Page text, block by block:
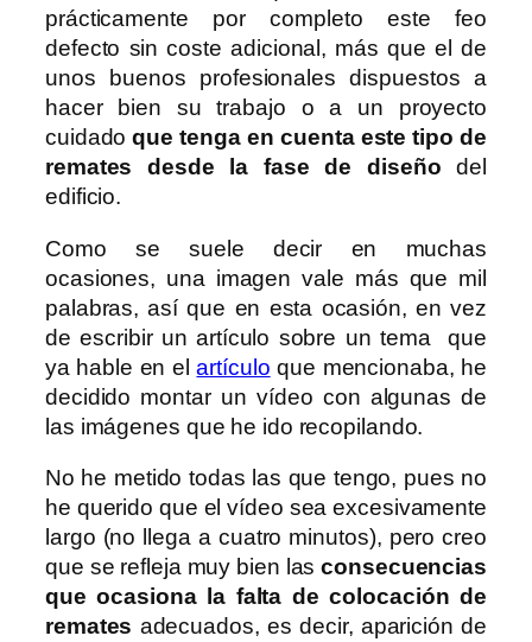
prácticamente por completo este feo
defecto sin coste adicional, más que el de
unos buenos profesionales dispuestos a
hacer bien su trabajo o a un proyecto
cuidadoque tenga en cuenta este tipo de
remates desde la fase de diseño del
edificio.
Como se suele decir en muchas
ocasiones, una imagen vale más que mil
palabras, así que en esta ocasión, en vez
de escribir un artículo sobre un tema que
ya hable en elartículo que mencionaba, he
decidido montar un vídeo con algunas de
las imágenes que he ido recopilando.
No he metido todas las que tengo, pues no
he querido que el vídeo sea excesivamente
largo (no llega a cuatro minutos), pero creo
que se refleja muy bien lasconsecuencias
que ocasiona la falta de colocación de
remates adecuados, es decir, aparición de